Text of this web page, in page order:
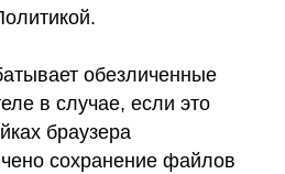
обезличенные
в случае, если это
браузера
сохранение файлов